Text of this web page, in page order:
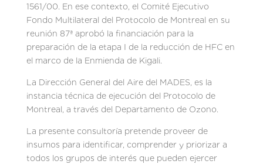
1561/00. En ese contexto, el Comité Ejecutivo
Fondo Multilateral del Protocolo de Montreal en su
reunión 87ª aprobó la financiación para la
preparación de la etapa I de la reducción de HFC en
el marco de la Enmienda de Kigali.
La Dirección General del Aire del MADES, es la
instancia técnica de ejecución del Protocolo de
Montreal, a través del Departamento de Ozono.
La presente consultoría pretende proveer de
insumos para identificar, comprender y priorizar a
todos los grupos de interés que pueden ejercer